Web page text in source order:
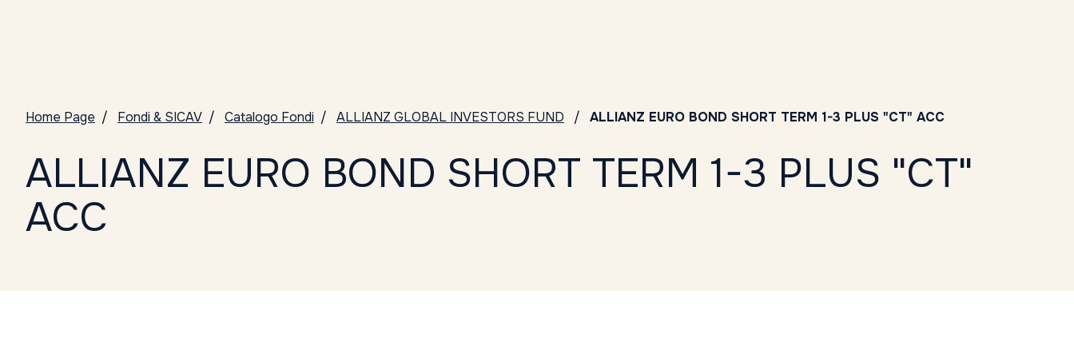
Home Page Fondi & SICAV Catalogo Fondi ALLIANZ GLOBAL INVESTORS FUND ALLIANZ EURO BOND SHORT TERM 1-3 PLUS "CT" ACC
ALLIANZ EURO BOND SHORT TERM 1-3 PLUS "CT"
ACC